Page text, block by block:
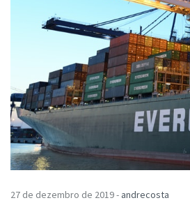
27 de dezembro de 2019 - andrecosta